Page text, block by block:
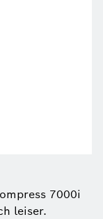
7000i
leiser.